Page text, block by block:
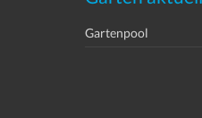
Gartenpool